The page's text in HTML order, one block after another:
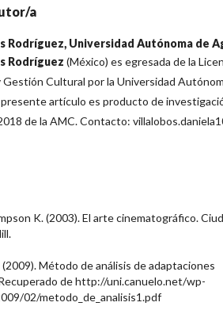
a
Rodríguez, Universidad Autónoma de
Rodríguez (México) es egresada de la
Cultural por la Universidad
artículo es producto de
de la AMC. Contacto:
K. (2003). El arte cinematográfico.
(2009). Método de análisis de adaptaciones
de http://uni.canuelo.net/wp-
02/metodo_de_analisis1.pdf